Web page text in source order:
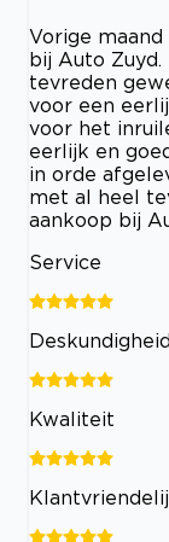
Vorige
bij Auto
tevreden
voor een
voor het
eerlijk en
in orde
met al heel
aankoop bij
Service
Deskundigheid
Kwaliteit